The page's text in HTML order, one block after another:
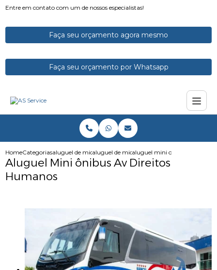
Entre em contato com um de nossos especialistas!
Faça seu orçamento agora mesmo
Faça seu orçamento por Whatsapp
HomeCategoriasaluguel de micro onibusaluguel de microonibus com motorista
aluguel mini onibus av
Aluguel Mini ônibus Av Direitos
Humanos